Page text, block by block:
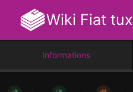
Wiki Fiat tux
Informations